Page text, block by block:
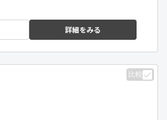
詳細をみる
比較